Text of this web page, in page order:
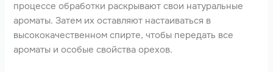
процессе обработки раскрывают свои натуральные
ароматы. Затем их оставляют настаиваться в
высококачественном спирте, чтобы передать все
ароматы и особые свойства орехов.